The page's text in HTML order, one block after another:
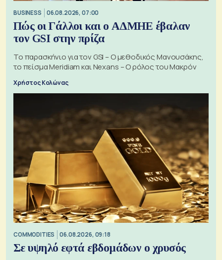
BUSINESS 06.08.2026, 07:00
Πώς οι Γάλλοι και ο ΑΔΜΗΕ έβαλαν
τον GSI στην πρίζα
Το παρασκήνιο για τον GSI – Ο μεθοδικός Μανουσάκης,
το πείσμα Meridiam και Nexans – Ο ρόλος του Μακρόν
Χρήστος Κολώνας
COMMODITIES 06.08.2026, 09:18
Σε υψηλό εφτά εβδομάδων ο χρυσός